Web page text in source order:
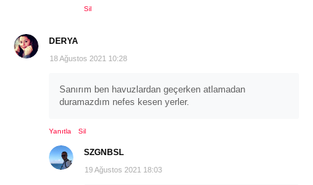
Sil
DERYA
18 Ağustos 2021 10:28
Sanırım ben havuzlardan geçerken atlamadan
duramazdım nefes kesen yerler.
Yanıtla Sil
SZGNBSL
19 Ağustos 2021 18:03